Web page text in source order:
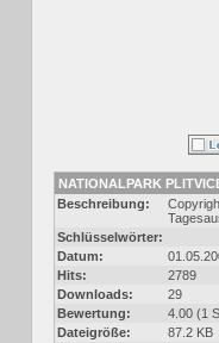
NATIONALPARK
Beschreibung:
Schlüsselwörter:
Datum:
Hits:
2789
Downloads:
29
Bewertung:
4.00 (1
Dateigröße:
87.2 KB